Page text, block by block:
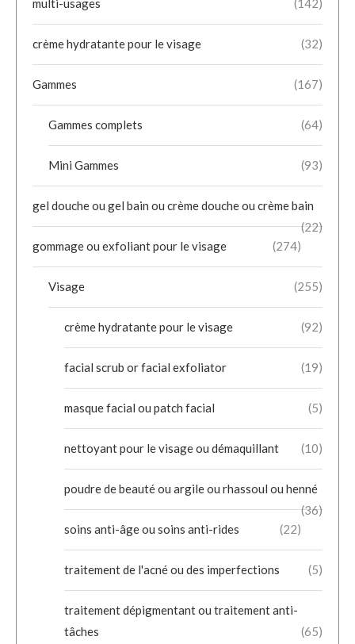
crème hydratante pour le visage (32)
Gammes (167)
Gammes complets (64)
Mini Gammes (93)
gel douche ou gel bain ou crème douche ou crème bain
(22)
gommage ou exfoliant pour le visage
(274)
Visage (255)
crème hydratante pour le visage (92)
facial scrub or facial exfoliator (19)
masque facial ou patch facial (5)
nettoyant pour le visage ou démaquillant (10)
poudre de beauté ou argile ou rhassoul ou henné
(36)
soins anti-âge ou soins anti-rides
(22)
traitement de l'acné ou des imperfections (5)
traitement dépigmentant ou traitement anti-
tâches
(65)